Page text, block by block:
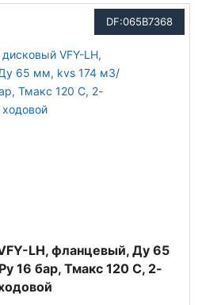
DF:065B7368
LH, фланцевый, Ду 65
16 бар, Тмакс 120 С, 2-